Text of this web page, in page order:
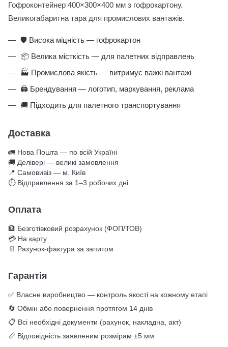
Гофроконтейнер 400×300×400 мм з гофрокартону.
Великогабаритна тара для промислових вантажів.
🛡️ Висока міцність — гофрокартон
📦 Велика місткість — для палетних відправлень
🏭 Промислова якість — витримує важкі вантажі
🖨️ Брендування — логотип, маркування, реклама
🚚 Підходить для палетного транспортування
Доставка
🚛 Нова Пошта — по всій Україні
🚚 Делівері — великі замовлення
📍 Самовивіз — м. Київ
⏱ Відправлення за 1–3 робочих дні
Оплата
🏦 Безготівковий розрахунок (ФОП/ТОВ)
💳 На карту
📄 Рахунок-фактура за запитом
Гарантія
✅ Власне виробництво — контроль якості на кожному етапі
🔄 Обмін або повернення протягом 14 днів
📋 Всі необхідні документи (рахунок, накладна, акт)
📏 Відповідність заявленим розмірам ±5 мм